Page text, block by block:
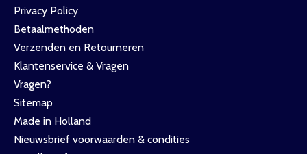
Privacy Policy
Betaalmethoden
Verzenden en Retourneren
Klantenservice & Vragen
Vragen?
Sitemap
Made in Holland
Nieuwsbrief voorwaarden & condities